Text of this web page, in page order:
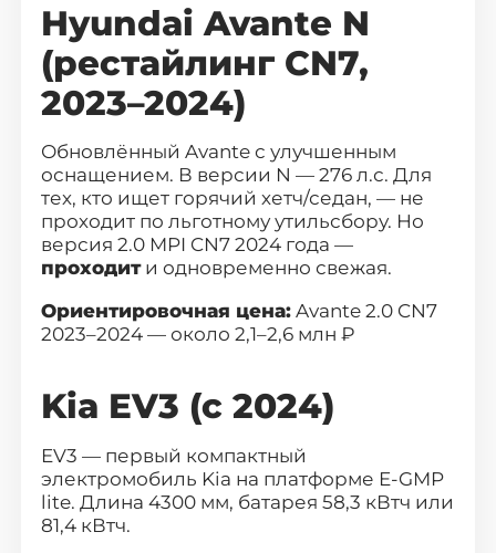
Hyundai Avante N
(рестайлинг CN7,
2023–2024)
Обновлённый Avanteс улучшенным
оснащением. В версии N — 276 л.с. Для
тех, кто ищет горячий хетч/седан, — не
проходит по льготному утильсбору. Но
версия 2.0 MPI CN7 2024 года —
проходити одновременно свежая.
Ориентировочная цена:Avante 2.0 CN7
2023–2024 — около 2,1–2,6 млн ₽
Kia EV3 (с 2024)
EV3 — первый компактный
электромобиль Kia на платформе E-GMP
lite. Длина 4300 мм, батарея 58,3 кВтч или
81,4 кВтч.